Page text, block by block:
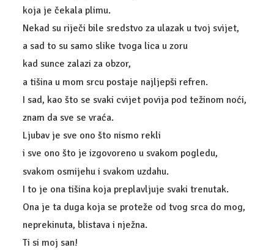
koja je čekala plimu.
Nekad su riječi bile sredstvo za ulazak u tvoj svijet,
a sad to su samo slike tvoga lica u zoru
kad sunce zalazi za obzor,
a tišina u mom srcu postaje najljepši refren.
I sad, kao što se svaki cvijet povija pod težinom noći,
znam da sve se vraća.
Ljubav je sve ono što nismo rekli
i sve ono što je izgovoreno u svakom pogledu,
svakom osmijehu i svakom uzdahu.
I to je ona tišina koja preplavljuje svaki trenutak.
Ona je ta duga koja se proteže od tvog srca do mog,
neprekinuta, blistava i nježna.
Ti si moj san!